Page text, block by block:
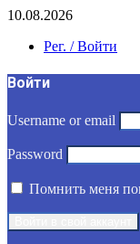
10.08.2026
Рег. / Войти
Войти
Username or email
Password
Помнить меня